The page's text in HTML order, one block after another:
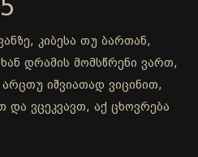
კიბესა თუ ბართან,
დრამის მომსწრენი ვართ,
იშვიათად ვიცინით,
ვცეკვავთ, აქ ცხოვრება